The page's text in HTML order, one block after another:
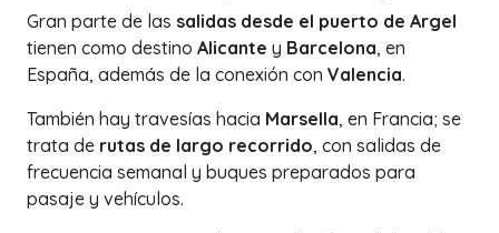
Gran parte de las salidas desde el puerto de Argel
tienen como destino Alicante y Barcelona, en
España, además de la conexión con Valencia.
También hay travesías hacia Marsella, en Francia; se
trata de rutas de largo recorrido, con salidas de
frecuencia semanal y buques preparados para
pasaje y vehículos.